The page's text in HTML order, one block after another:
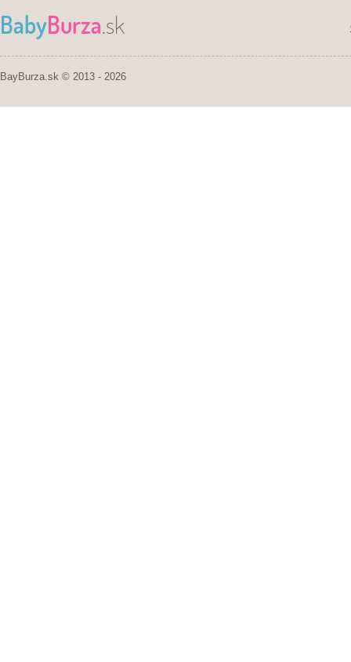
BabyBurza.sk
BayBurza.sk © 2013 - 2026